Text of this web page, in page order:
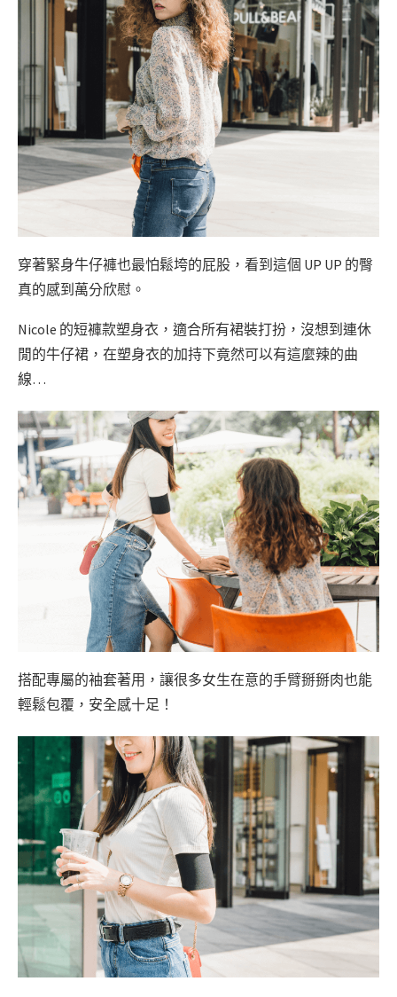
穿著緊身牛仔褲也最怕鬆垮的屁股，看到這個 UP UP 的臀
真的感到萬分欣慰。
Nicole 的短褲款塑身衣，適合所有裙裝打扮，沒想到連休
閒的牛仔裙，在塑身衣的加持下竟然可以有這麼辣的曲
線…
搭配專屬的袖套著用，讓很多女生在意的手臂掰掰肉也能
輕鬆包覆，安全感十足！